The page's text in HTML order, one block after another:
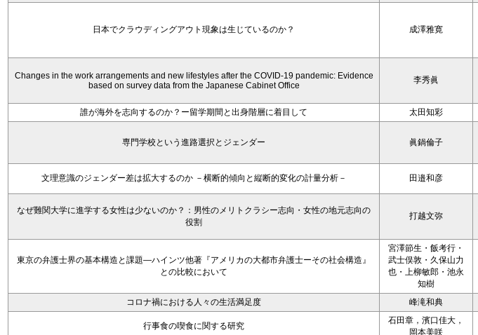
日本でクラウディングアウト現象は生じているのか？ 成澤雅寛
Changes in the work arrangements and new lifestyles after the COVID-19 pandemic: Evidence
based on survey data from the Japanese Cabinet Office
李秀眞
誰が海外を志向するのか？ー留学期間と出身階層に着目して
太田知彩
専門学校という進路選択とジェンダー 眞鍋倫子
文理意識のジェンダー差は拡大するのか －横断的傾向と縦断的変化の計量分析－ 田邉和彦
なぜ難関大学に進学する女性は少ないのか？：男性のメリトクラシー志向・女性の地元志向の
役割
打越文弥
東京の弁護士界の基本構造と課題―ハインツ他著『アメリカの大都市弁護士ーその社会構造』
との比較において
宮澤節生・飯考行・
武士俣敦・久保山力
也・上柳敏郎・池永
知樹
コロナ禍における人々の生活満足度 峰滝和典
行事食の喫食に関する研究
石田章，濱口佳大，
岡本美咲